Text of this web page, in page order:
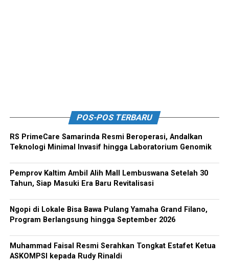
POS-POS TERBARU
RS PrimeCare Samarinda Resmi Beroperasi, Andalkan
Teknologi Minimal Invasif hingga Laboratorium Genomik
Pemprov Kaltim Ambil Alih Mall Lembuswana Setelah 30
Tahun, Siap Masuki Era Baru Revitalisasi
Ngopi di Lokale Bisa Bawa Pulang Yamaha Grand Filano,
Program Berlangsung hingga September 2026
Muhammad Faisal Resmi Serahkan Tongkat Estafet Ketua
ASKOMPSI kepada Rudy Rinaldi